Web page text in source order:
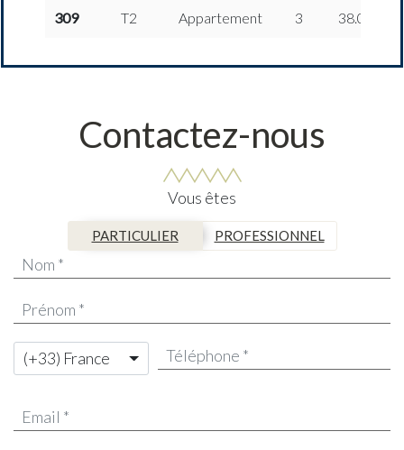
309 T2 Appartement 3 38.04 m
Contactez-nous
Vous êtes
PARTICULIER PROFESSIONNEL
(+33) France